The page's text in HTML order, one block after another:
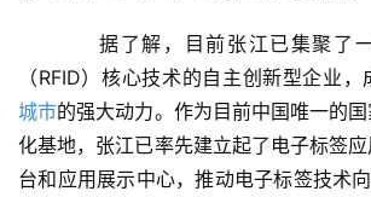
据了解，目前张江已集聚了
（RFID）核心技术的自主创新型企业
城市的强大动力。作为目前中国唯一的
化基地，张江已率先建立起了电子标签
台和应用展示中心，推动电子标签技术